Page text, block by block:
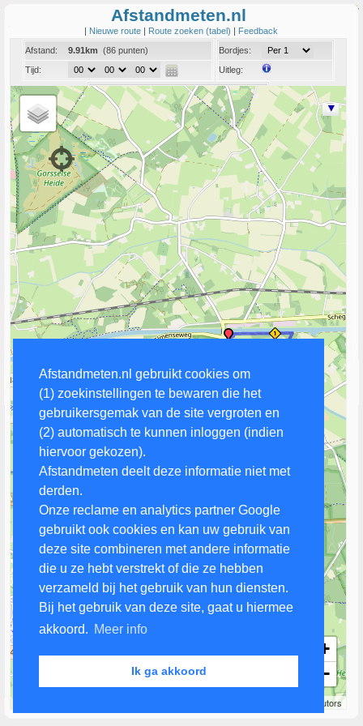
Afstandmeten.nl gebruikt cookies om
(1) zoekinstellingen te bewaren die het
gebruikersgemak van de site vergroten en
(2) automatisch te kunnen inloggen (indien
hiervoor gekozen).
Afstandmeten deelt deze informatie niet met
derden.
Onze reclame en analytics partner Google
gebruikt ook cookies en kan uw gebruik van
deze site combineren met andere informatie
die u ze hebt verstrekt of die ze hebben
verzameld bij het gebruik van hun diensten.
Bij het gebruik van deze site, gaat u hiermee
akkoord. Meer info
Ik ga akkoord
Afstandmeten.nl
| Nieuwe route | Route zoeken (tabel) | Feedback
Afstand:
9.91km (86 punten)
Tijd:
Bordjes:
Uitleg:
Coord:
Info:
Link naar deze route
+
−
contributors